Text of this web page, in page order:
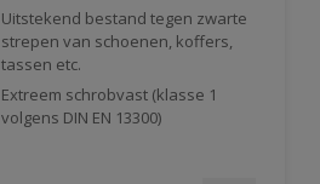
Uitstekend bestand tegen zwarte
strepen van schoenen, koffers,
tassen etc.
Extreem schrobvast (klasse 1
volgens DIN EN 13300)